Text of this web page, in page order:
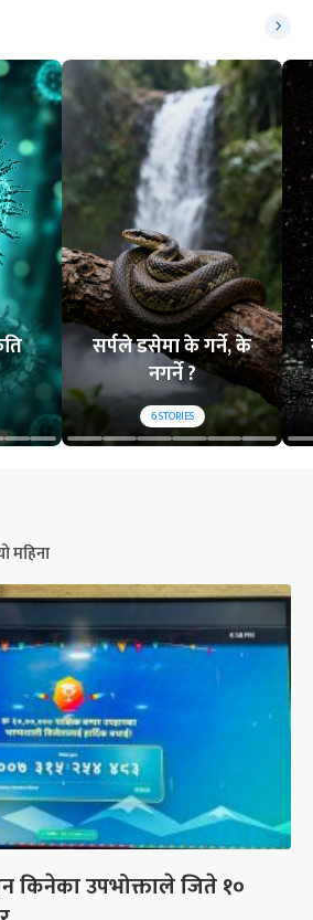
सर्पले डसेमा के गर्ने, के
नगर्ने ?
6STORIES
महिना
किनेका उपभोक्ताले जिते १०